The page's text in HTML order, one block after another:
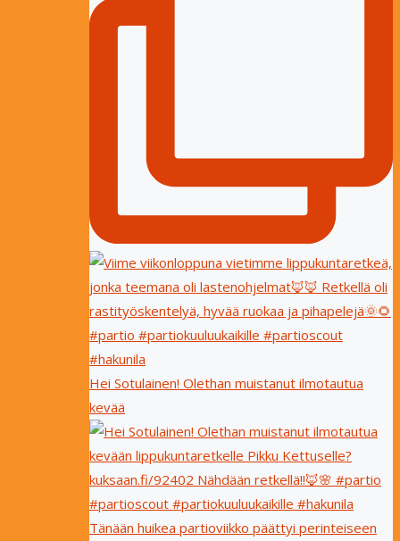
Hei Sotulainen! Olethan muistanut ilmotautua
kevää
Tänään huikea partioviikko päättyi perinteiseen